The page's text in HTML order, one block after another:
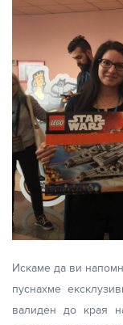
Искаме да ви
пуснахме
валиден до края